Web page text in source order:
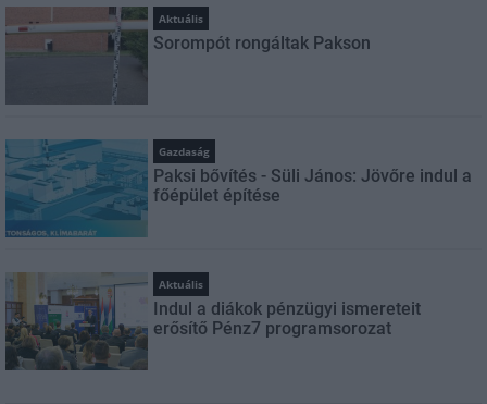
Aktuális
Sorompót rongáltak Pakson
Gazdaság
Paksi bővítés - Süli János: Jövőre indul a
főépület építése
Aktuális
Indul a diákok pénzügyi ismereteit
erősítő Pénz7 programsorozat